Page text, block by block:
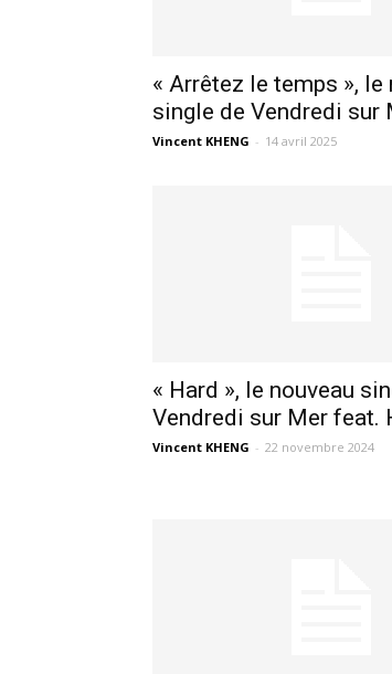
« Arrêtez le temps », le
single de Vendredi sur
Vincent KHENG - 14 avril 2025
« Hard », le nouveau
Vendredi sur Mer feat.
Vincent KHENG - 22 novembre 2024